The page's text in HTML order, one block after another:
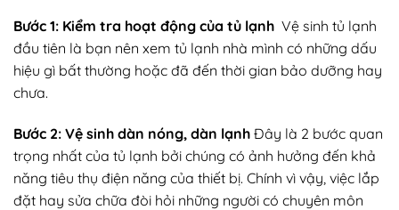
Bước 1: Kiểm tra hoạt động của tủ lạnh Vệ sinh tủ lạnh
đầu tiên là bạn nên xem tủ lạnh nhà mình có những dấu
hiệu gì bất thường hoặc đã đến thời gian bảo dưỡng hay
chưa.
Bước 2: Vệ sinh dàn nóng, dàn lạnh Đây là 2 bước quan
trọng nhất của tủ lạnh bởi chúng có ảnh hưởng đến khả
năng tiêu thụ điện năng của thiết bị. Chính vì vậy, việc lắp
đặt hay sửa chữa đòi hỏi những người có chuyên môn